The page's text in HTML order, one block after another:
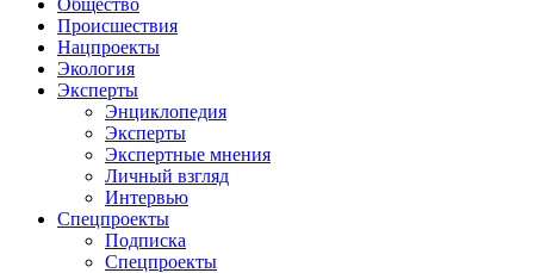
Общество
Происшествия
Нацпроекты
Экология
Эксперты
Энциклопедия
Эксперты
Экспертные мнения
Личный взгляд
Интервью
Спецпроекты
Подписка
Спецпроекты